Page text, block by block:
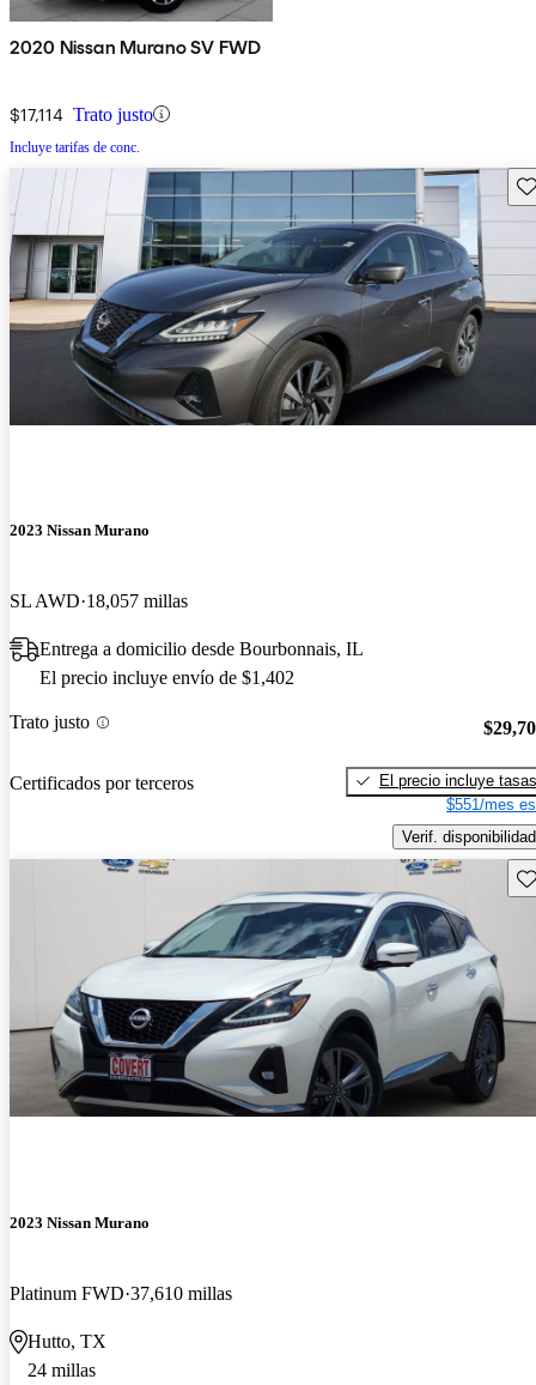
2020 Nissan Murano SV FWD
$17,114 Trato justo
Incluye tarifas de conc.
2023 Nissan Murano
SL AWD 18,057 millas
Entrega a domicilio desde Bourbonnais, IL
El precio incluye envío de $1,402
Trato justo
Certificados por terceros
El precio incluye tasas
$551/mes
Verif. disponibilidad
2023 Nissan Murano
Platinum FWD 37,610 millas
Hutto, TX
24 millas